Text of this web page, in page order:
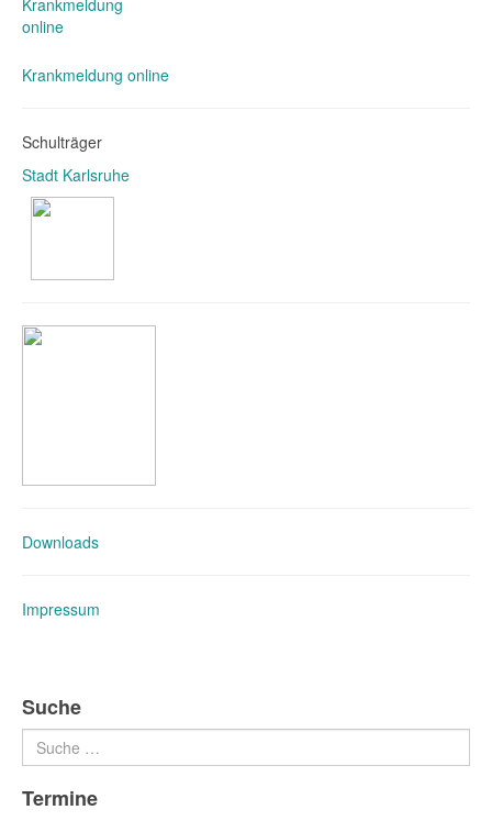
Krankmeldung online
Schulträger
Stadt Karlsruhe
Downloads
Impressum
Suche
Suchen
Termine